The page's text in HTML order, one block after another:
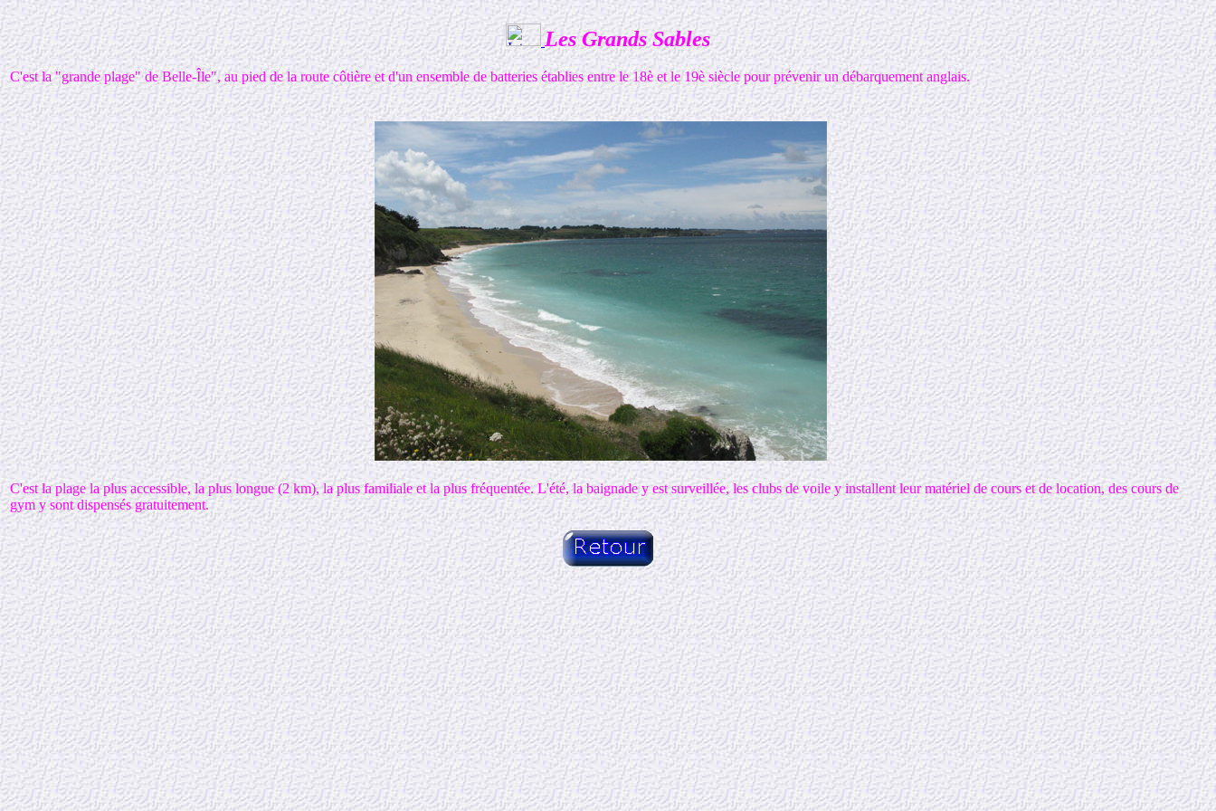
Les Grands Sables
C'est la "grande plage" de Belle-Île", au pied de la route côtière et d'un ensemble de batteries établies entre le 18è et le 19è siècle pour prévenir un débarquement anglais.
C'est la plage la plus accessible, la plus longue (2 km), la plus familiale et la plus fréquentée. L'été, la baignade y est surveillée, les clubs de voile y installent leur matériel de cours et de location, des cours de
gym y sont dispensés gratuitement.